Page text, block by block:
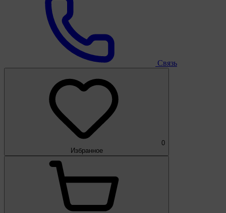
Связь
0
Избранное